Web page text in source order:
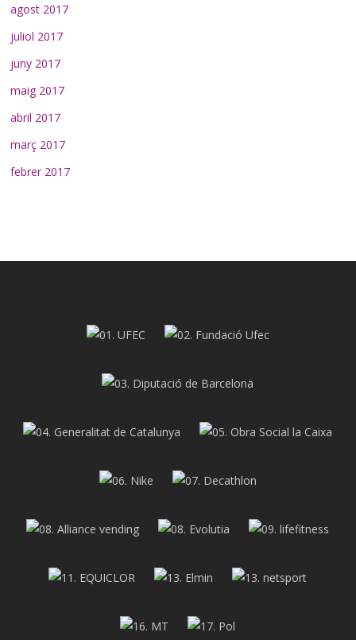
agost 2017
juliol 2017
juny 2017
maig 2017
abril 2017
març 2017
febrer 2017